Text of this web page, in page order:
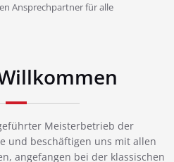
Ansprechpartner für alle
Meisterbetrieb der
und beschäftigen uns mit allen
angefangen bei der klassischen